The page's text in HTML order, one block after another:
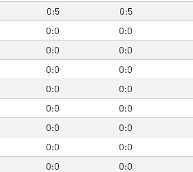
0:5 0:5
0:0 0:0
0:0 0:0
0:0 0:0
0:0 0:0
0:0 0:0
0:0 0:0
0:0 0:0
0:0 0:0